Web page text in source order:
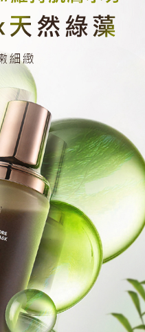
Mobile Co., Ltd." untuk
atau perkhidmatan melalui
akan menyerahkan hak
ini untuk membayar bil
pembayaran menggunakan
memberikan maklumat peribadi
kepada Taiwan Mobile untuk
untuk pengesahan,
untuk bil ansuran oleh
secara lengkap melalui